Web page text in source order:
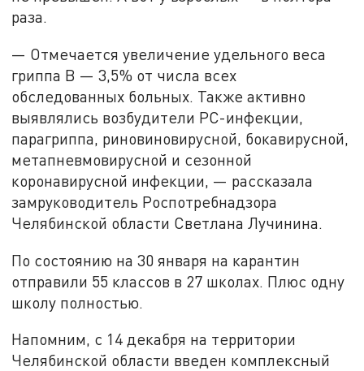
раза.
— Отмечается увеличение удельного веса
гриппа В — 3,5% от числа всех
обследованных больных. Также активно
выявлялись возбудители РС-инфекции,
парагриппа, риновиновирусной, бокавирусной,
метапневмовирусной и сезонной
коронавирусной инфекции, — рассказала
замруководитель Роспотребнадзора
Челябинской области Светлана Лучинина.
По состоянию на 30 января на карантин
отправили 55 классов в 27 школах. Плюс одну
школу полностью.
Напомним, с 14 декабря на территории
Челябинской области введен комплексный